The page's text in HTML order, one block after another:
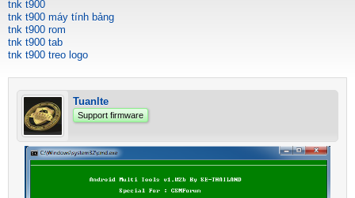
tnk t900
tnk t900 máy tính bảng
tnk t900 rom
tnk t900 tab
tnk t900 treo logo
Tuanlte
Support firmware